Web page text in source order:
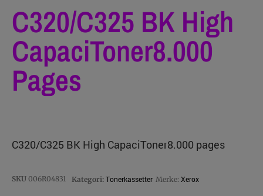
C320/C325 BK High
CapaciToner8.000
Pages
C320/C325 BK High CapaciToner8.000 pages
SKU 006R04831 Kategori: Tonerkassetter Merke: Xerox